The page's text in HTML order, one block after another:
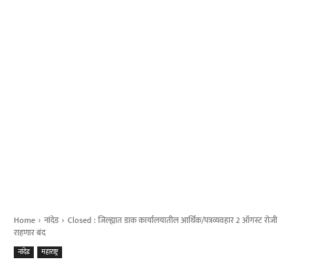
Home नांदेड
Closed : जिल्ह्यात डाक कार्यालयातील आर्थिक/पत्रव्यवहार 2 ऑगस्ट रोजी
राहणार बंद
नांदेड महाराष्ट्र